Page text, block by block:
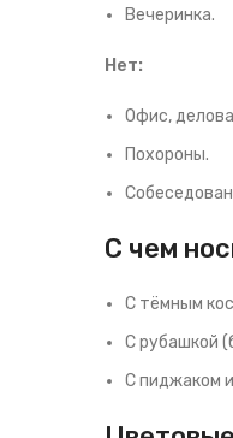
Вечеринка.
Нет:
Офис,
Похороны.
С чем
С тёмным
С рубашкой
С пиджаком